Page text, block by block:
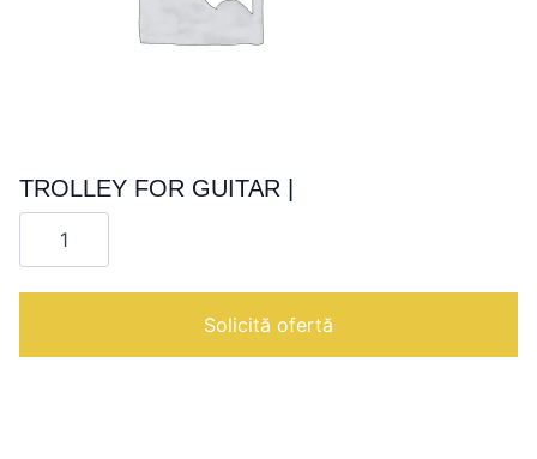
TROLLEY FOR GUITAR |
Cantitate
TROLLEY
|
Solicită ofertă